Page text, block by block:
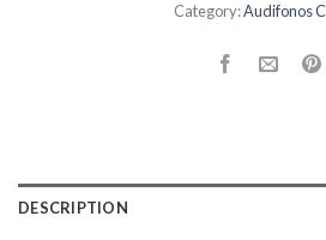
Category:Audifonos
DESCRIPTION